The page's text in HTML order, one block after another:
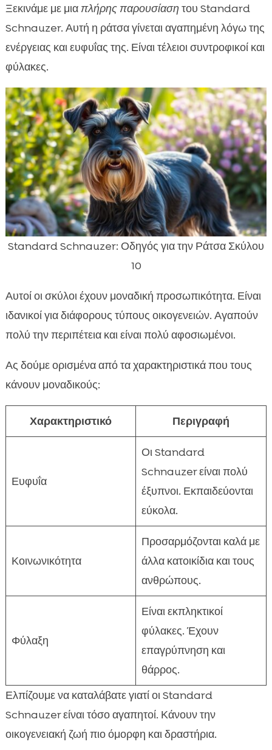
Ξεκινάμε με μια πλήρης παρουσίασητου Standard
Schnauzer. Αυτή η ράτσα γίνεται αγαπημένη λόγω της
ενέργειας και ευφυΐας της. Είναι τέλειοι συντροφικοί και
φύλακες.
Standard Schnauzer: Οδηγός για την Ράτσα Σκύλου
10
Αυτοί οι σκύλοι έχουν μοναδική προσωπικότητα. Είναι
ιδανικοί για διάφορους τύπους οικογενειών. Αγαπούν
πολύ την περιπέτεια και είναι πολύ αφοσιωμένοι.
Ας δούμε ορισμένα από τα χαρακτηριστικά που τους
κάνουν μοναδικούς:
Χαρακτηριστικό Περιγραφή
Ευφυΐα
Οι Standard
Schnauzer είναι πολύ
έξυπνοι. Εκπαιδεύονται
εύκολα.
Κοινωνικότητα
Προσαρμόζονται καλά με
άλλα κατοικίδια και τους
ανθρώπους.
Φύλαξη
Είναι εκπληκτικοί
φύλακες. Έχουν
επαγρύπνηση και
θάρρος.
Ελπίζουμε να καταλάβατε γιατί οι Standard
Schnauzer είναι τόσο αγαπητοί. Κάνουν την
οικογενειακή ζωή πιο όμορφη και δραστήρια.